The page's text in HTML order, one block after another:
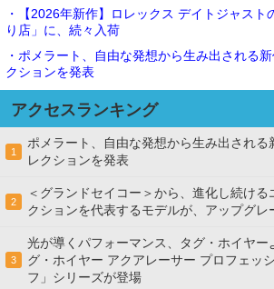
・【2026年新作】ロレックス デイトジャス
り店」に、続々入荷
・ポメラート、自由な発想から生み出される
クションを発表
アクセスランキング
1
ポメラート、自由な発想から生み出される
レクションを発表
2
＜グランドセイコー＞から、進化し続ける
クションを代表するモデルが、アップグレ
3
光が導くパフォーマンス、タグ・ホイヤー
グ・ホイヤー アクアレーサー プロフェッ
フ」シリーズが登場